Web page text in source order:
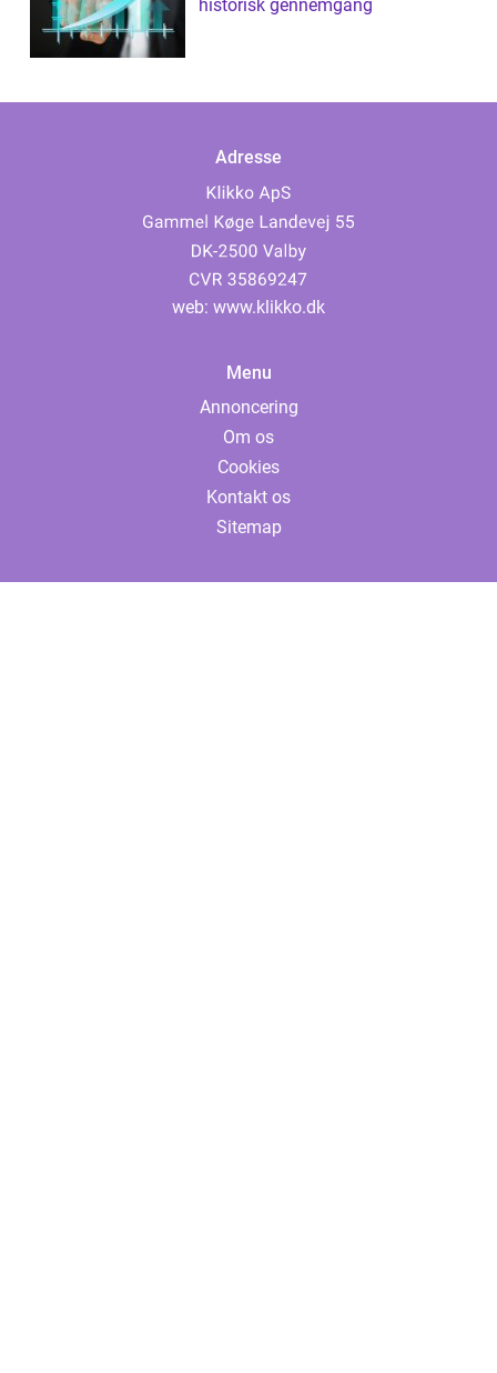
historisk gennemgang
Adresse
web: www.klikko.dk
Menu
Annoncering
Om os
Cookies
Kontakt os
Sitemap